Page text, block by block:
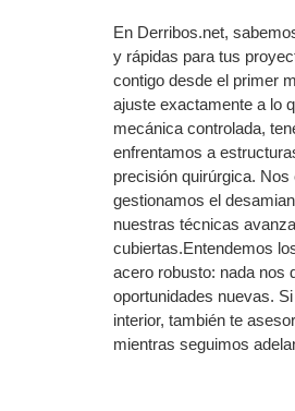
En Derribos.net,
y rápidas para tus
contigo desde el primer
ajuste exactamente a lo
mecánica controlada,
enfrentamos a
precisión quirúrgica.
gestionamos el
nuestras técnicas
cubiertas.Entendemos
acero robusto: nada nos
oportunidades nuevas.
interior, también te
mientras seguimos